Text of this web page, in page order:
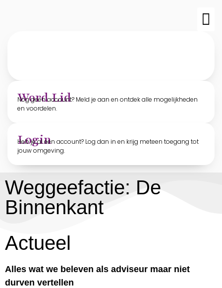
Word Lid
Nog geen account? Meld je aan en ontdek alle mogelijkheden
en voordelen.
Login
Heb je al een account? Log dan in en krijg meteen toegang tot
jouw omgeving.
Weggeefactie: De
Binnenkant
Actueel
Alles wat we beleven als adviseur maar niet
durven vertellen